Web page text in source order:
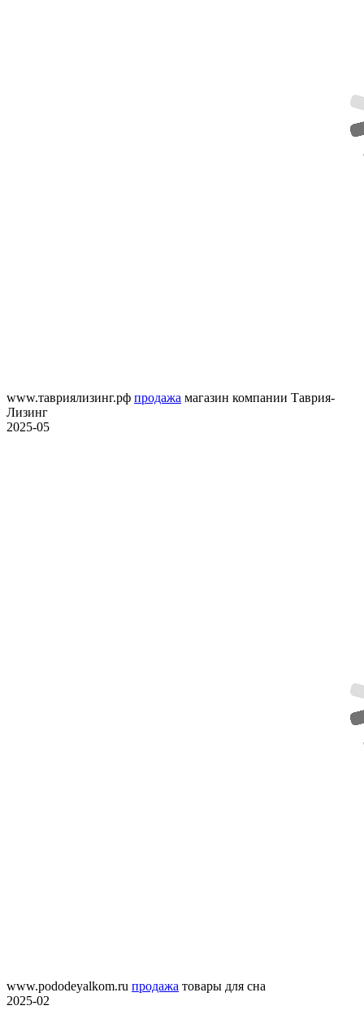
www.тавриялизинг.рф продажа магазин компании Таврия-
Лизинг
2025-05
www.pododeyalkom.ru продажа товары для сна
2025-02